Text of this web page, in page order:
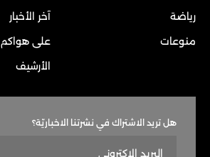
رياضة
منوعات
آخر الأخبار
على هواكم
الأرشيف
هل تريد الاشتراك في نشرتنا الاخباريّة؟